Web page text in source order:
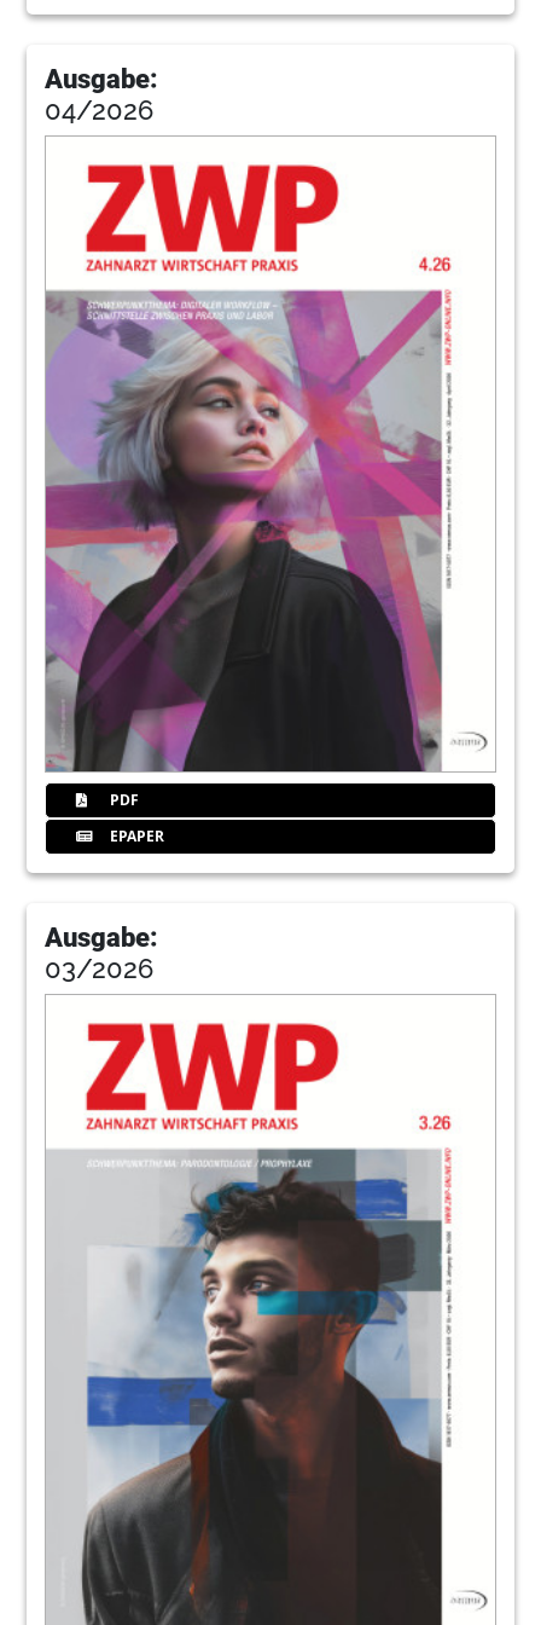
Dr. Mikael Zimmerman
64Problemzonen der Wasserhygiene
Keimfreie Flächen mit einem Wisch
Sandra Bunse
68Interview: Wasserhygiene in einer
Einbehandlerpraxis
Katja Mannteufel im Gespräch mit Peter
Albrecht, M.Sc
70
Produkte
Redaktion
Ergonomie – mehr als ein gesunder
Rücken!
Jens-Christian Katzschner
85 MIO International OZONYTRON® GmbH
88Komposite je nach Indikation wählen
Prof. Dr. Dipl.-Ing. Nicoleta Ilie
89Kurse für das gesamte Praxisteam (2015)
93
94Alternativen zu hochgoldhaltigen
Dentallegierungen
Effiziente und verlässliche
Füllungstherapie
Sebastian Guggenmoos
Webinar: Implantate bei Paro-Patienten
Marius Urmann
7. Digitale Dentale Technologien
Komet-Tipp: Die Aufbereitung – Erfolg
durch Ganzheitlichkeit
Redaktion
ZWP online App
Fokus: Dentalwelt
Redaktion
Zertifizierung für
Ausgabe:
04/2026
PDF
EPAPER
Ausgabe:
03/2026